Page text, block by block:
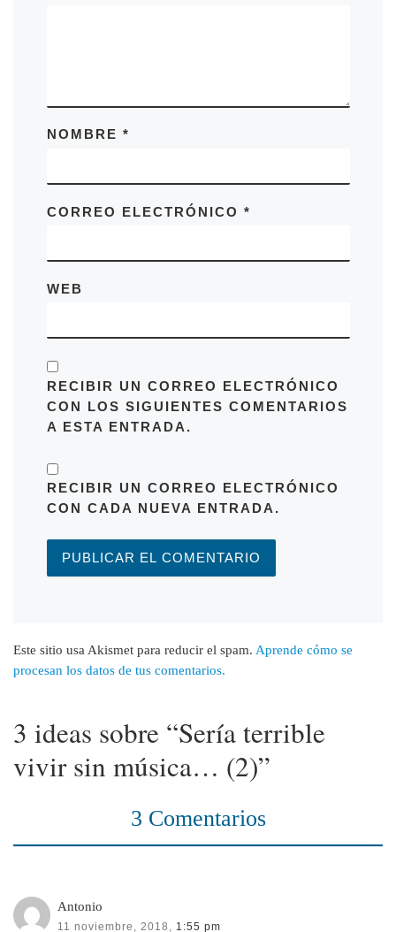
NOMBRE *
CORREO ELECTRÓNICO *
WEB
RECIBIR UN CORREO ELECTRÓNICO
CON LOS SIGUIENTES COMENTARIOS
A ESTA ENTRADA.
RECIBIR UN CORREO ELECTRÓNICO
CON CADA NUEVA ENTRADA.
Este sitio usa Akismet para reducir el spam. Aprende cómo se
procesan los datos de tus comentarios.
3 ideas sobre “Sería terrible
vivir sin música… (2)”
3 Comentarios
Antonio
11 noviembre, 2018, 1:55 pm